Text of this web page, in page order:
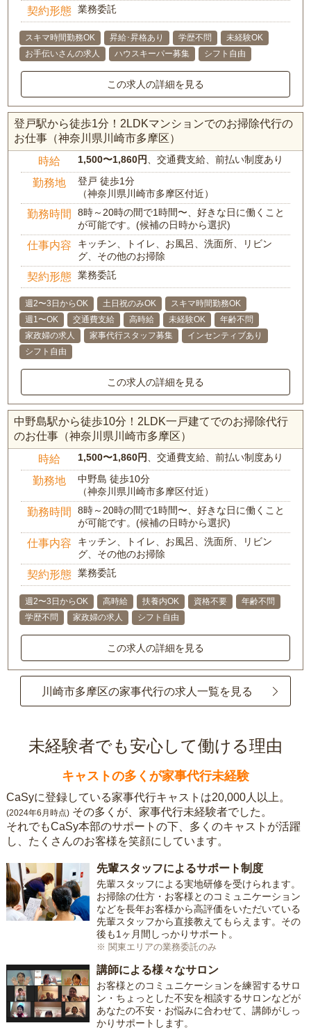
契約形態 業務委託
スキマ時間勤務OK 昇給･昇格あり 学歴不問
未経験OK
お手伝いさんの求人
ハウスキーパー募集 シフト自由
この求人の詳細を見る
登戸駅から徒歩1分！2LDKマンションでのお掃除代行の
お仕事（神奈川県川崎市多摩区）
時給 1,500〜1,860円 、交通費支給、前払い制度あり
勤務地
登戸 徒歩1分
（神奈川県川崎市多摩区付近）
勤務時間
8時～20時の間で1時間〜、好きな日に働くこと
が可能です。(候補の日時から選択)
仕事内容
キッチン、トイレ、お風呂、洗面所、リビン
グ、その他のお掃除
契約形態 業務委託
週2〜3日からOK 土日祝のみOK
スキマ時間勤務OK
週1〜OK
交通費支給 高時給 未経験OK
年齢不問
家政婦の求人
家事代行スタッフ募集
インセンティブあり
シフト自由
この求人の詳細を見る
中野島駅から徒歩10分！2LDK一戸建てでのお掃除代行
のお仕事（神奈川県川崎市多摩区）
時給 1,500〜1,860円 、交通費支給、前払い制度あり
勤務地
中野島 徒歩10分
（神奈川県川崎市多摩区付近）
勤務時間
8時～20時の間で1時間〜、好きな日に働くこと
が可能です。(候補の日時から選択)
仕事内容
キッチン、トイレ、お風呂、洗面所、リビン
グ、その他のお掃除
契約形態 業務委託
週2〜3日からOK 高時給 扶養内OK 資格不要
年齢不問
学歴不問
家政婦の求人 シフト自由
この求人の詳細を見る
川崎市多摩区の家事代行の求人一覧を見る
未経験者でも安心して働ける理由
キャストの多くが家事代行未経験
CaSyに登録している家事代行キャストは20,000人以上。
(2024年6月時点) その多くが、家事代行未経験者でした。
それでもCaSy本部のサポートの下、多くのキャストが活躍
し、たくさんのお客様を笑顔にしています。
先輩スタッフによるサポート制度
先輩スタッフによる実地研修を受けられます。
お掃除の仕方・お客様とのコミュニケーション
などを長年お客様から高評価をいただいている
先輩スタッフから直接教えてもらえます。その
後も1ヶ月間しっかりサポート。
※ 関東エリアの業務委託のみ
講師による様々なサロン
お客様とのコミュニケーションを練習するサロ
ン・ちょっとした不安を相談するサロンなどが
あなたの不安・お悩みに合わせて、講師がしっ
かりサポートします。